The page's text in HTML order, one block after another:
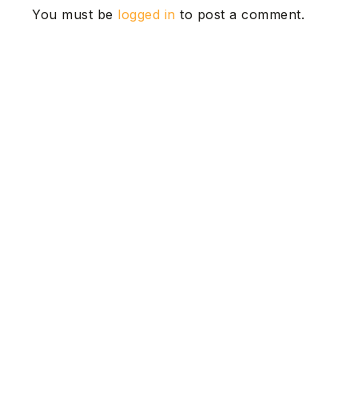
You must be logged in to post a comment.